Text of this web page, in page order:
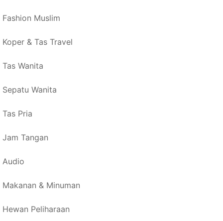
Fashion Muslim
Koper & Tas Travel
Tas Wanita
Sepatu Wanita
Tas Pria
Jam Tangan
Audio
Makanan & Minuman
Hewan Peliharaan